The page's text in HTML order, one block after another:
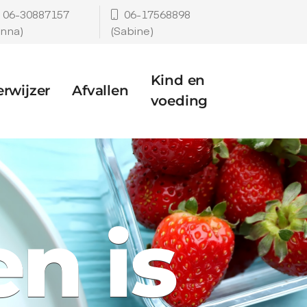
06-30887157
06-17568898
(Sabine)
Afvallen
Kind en
voeding
is